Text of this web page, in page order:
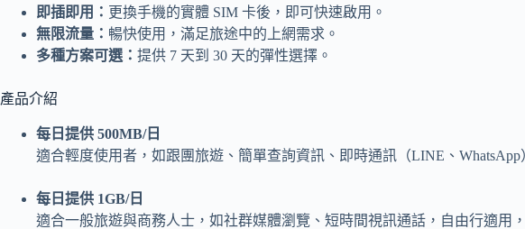
即插即用： 更換手機的實體 SIM 卡後，即可快速啟用。
無限流量： 暢快使用，滿足旅途中的上網需求。
多種方案可選： 提供 7 天到 30 天的彈性選擇。
產品介紹
每日提供 500MB/日
適合輕度使用者，如跟團旅遊、簡單查詢資訊、即時通訊（LINE、WhatsApp
每日提供 1GB/日
適合一般旅遊與商務人士，如社群媒體瀏覽、短時間視訊通話，自由行適用